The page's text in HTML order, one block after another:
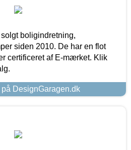
boligindretning,
siden 2010. De har en flot
certificeret af E-mærket. Klik
DesignGaragen.dk